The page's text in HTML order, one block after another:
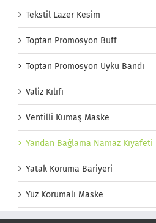
Tekstil Lazer Kesim
Toptan Promosyon Buff
Toptan Promosyon Uyku Bandı
Valiz Kılıfı
Ventilli Kumaş Maske
Yandan Bağlama Namaz Kıyafeti
Yatak Koruma Bariyeri
Yüz Korumalı Maske